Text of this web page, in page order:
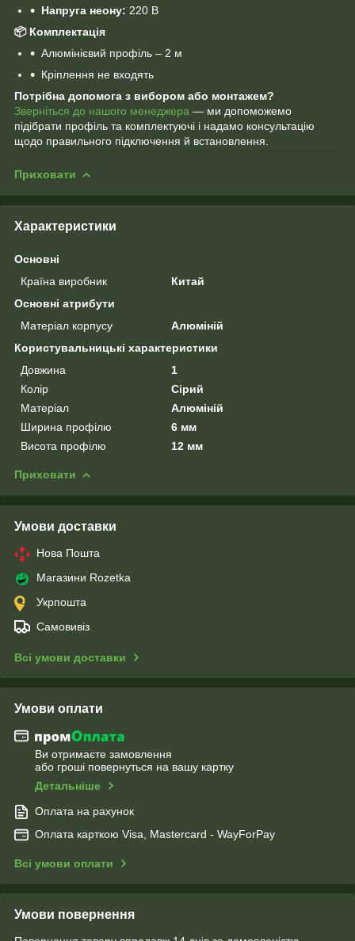
Напруга неону: 220 В
📦Комплектація
Алюмінієвий профіль – 2 м
Кріплення не входять
Потрібна допомога з вибором або монтажем?
Зверніться до нашого менеджера — ми допоможемо
підібрати профіль та комплектуючі і надамо консультацію
щодо правильного підключення й встановлення.
Приховати
Характеристики
Основні
Країна виробник
Китай
Основні атрибути
Матеріал корпусу
Алюміній
Користувальницькі характеристики
Довжина
1
Колір
Сірий
Матеріал
Алюміній
Ширина профілю
6 мм
Висота профілю
12 мм
Приховати
Умови доставки
Нова Пошта
Магазини Rozetka
Укрпошта
Самовивіз
Всі умови доставки
Умови оплати
Ви отримаєте замовлення
або гроші повернуться на вашу картку
Детальніше
Оплата на рахунок
Оплата карткою Visa, Mastercard - WayForPay
Всі умови оплати
Умови повернення